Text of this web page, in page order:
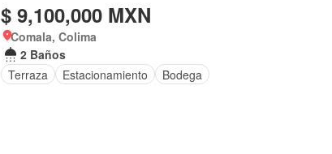
$ 9,100,000 MXN
Comala, Colima
2 Baños
Terraza
Estacionamiento Bodega